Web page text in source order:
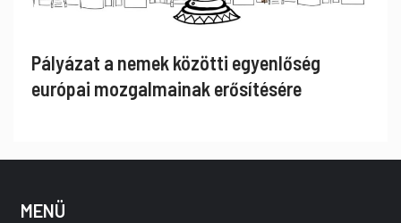
Pályázat a nemek közötti egyenlőség
európai mozgalmainak erősítésére
MENÜ